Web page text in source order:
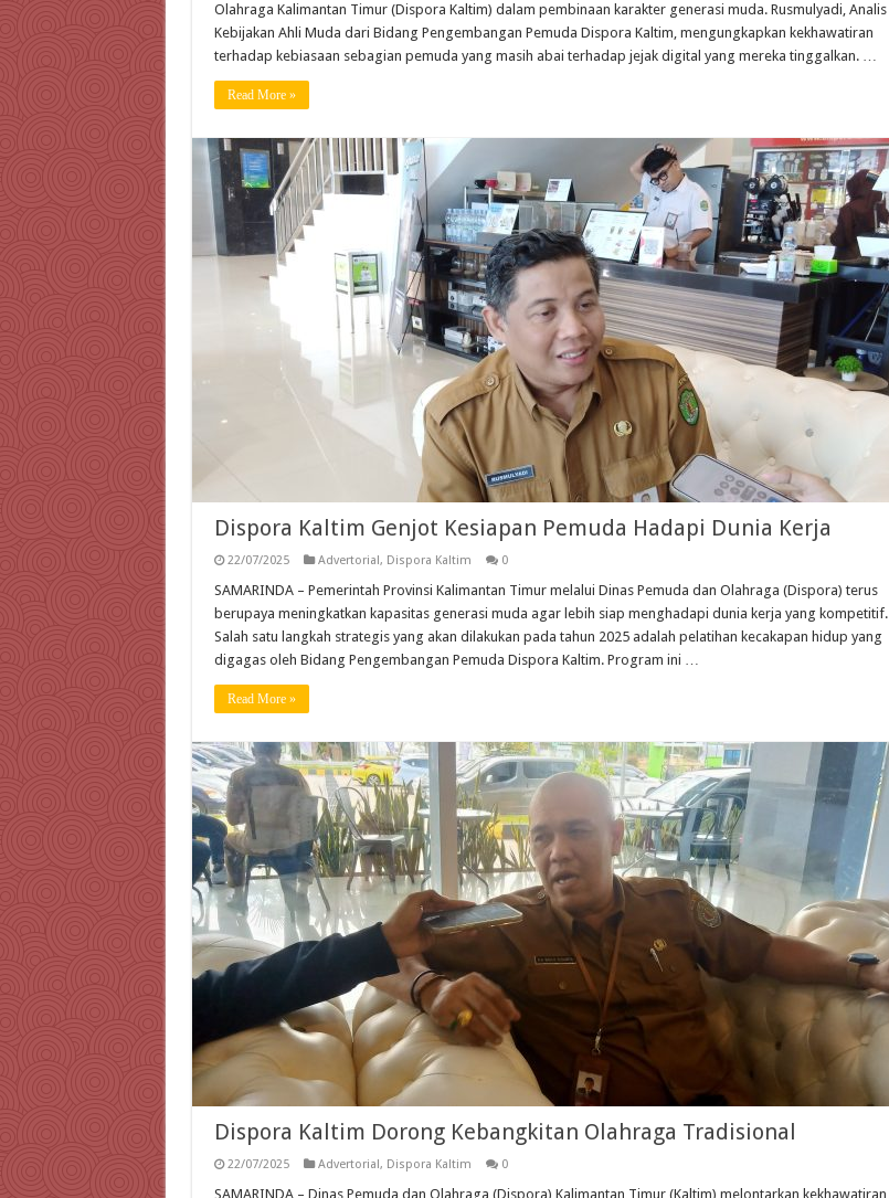
Olahraga Kalimantan Timur (Dispora Kaltim) dalam pembinaan karakter generasi muda. Rusmulyadi, Analis
Kebijakan Ahli Muda dari Bidang Pengembangan Pemuda Dispora Kaltim, mengungkapkan kekhawatiran
terhadap kebiasaan sebagian pemuda yang masih abai terhadap jejak digital yang mereka tinggalkan. …
Read More »
Dispora Kaltim Genjot Kesiapan Pemuda Hadapi Dunia Kerja
22/07/2025 Advertorial, Dispora Kaltim 0
SAMARINDA – Pemerintah Provinsi Kalimantan Timur melalui Dinas Pemuda dan Olahraga (Dispora) terus
berupaya meningkatkan kapasitas generasi muda agar lebih siap menghadapi dunia kerja yang kompetitif.
Salah satu langkah strategis yang akan dilakukan pada tahun 2025 adalah pelatihan kecakapan hidup yang
digagas oleh Bidang Pengembangan Pemuda Dispora Kaltim. Program ini …
Read More »
Dispora Kaltim Dorong Kebangkitan Olahraga Tradisional
22/07/2025 Advertorial, Dispora Kaltim 0
SAMARINDA – Dinas Pemuda dan Olahraga (Dispora) Kalimantan Timur (Kaltim) melontarkan kekhawatiran